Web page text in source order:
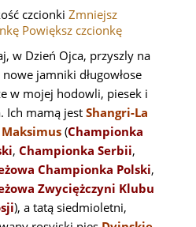
czcionki Zmniejsz
Powiększ czcionkę
w Dzień Ojca, przyszly na
jamniki długowłose
w mojej hodowli, piesek i
Ich mamą jestShangri-La
Maksimus (Championka
, Championka Serbii,
Championka Polski,
Zwyciężczyni Klubu
), a tatą siedmioletni,